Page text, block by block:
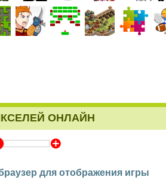
ОНЛАЙН
Z
для отображения игры